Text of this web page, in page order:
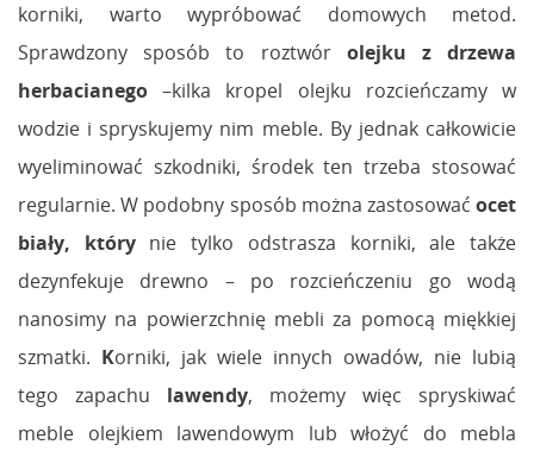
korniki, warto wypróbować domowych metod.
Sprawdzony sposób to roztwór olejku z drzewa
herbacianego –kilka kropel olejku rozcieńczamy w
wodzie i spryskujemy nim meble. By jednak całkowicie
wyeliminować szkodniki, środek ten trzeba stosować
regularnie. W podobny sposób można zastosować ocet
biały, którynie tylko odstrasza korniki, ale także
dezynfekuje drewno – po rozcieńczeniu go wodą
nanosimy na powierzchnię mebli za pomocą miękkiej
szmatki. Korniki, jak wiele innych owadów, nie lubią
tego zapachu lawendy, możemy więc spryskiwać
meble olejkiem lawendowym lub włożyć do mebla